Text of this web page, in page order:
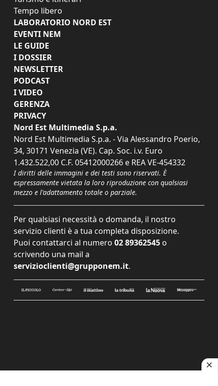
Tempo libero
LABORATORIO NORD EST
EVENTI NEM
LE GUIDE
I DOSSIER
NEWSLETTER
PODCAST
I VIDEO
GERENZA
PRIVACY
Nord Est Multimedia S.p.a.
Nord Est Multimedia S.p.a. - Via Alessandro Poerio,
34, 30171 Venezia (VE). Cap. Soc. i.v. Euro
1.432.522,00 C.F. 05412000266 e REA VE-454332
I diritti delle immagini e dei testi sono riservati. È
espressamente vietata la loro riproduzione con qualsiasi
mezzo e l'adattamento totale o parziale.
Per qualsiasi necessità o domanda, il nostro
servizio clienti è a tua completa disposizione.
Puoi contattarci al numero 02 89362545 o
scrivendo una mail a
servizioclienti@grupponem.it.